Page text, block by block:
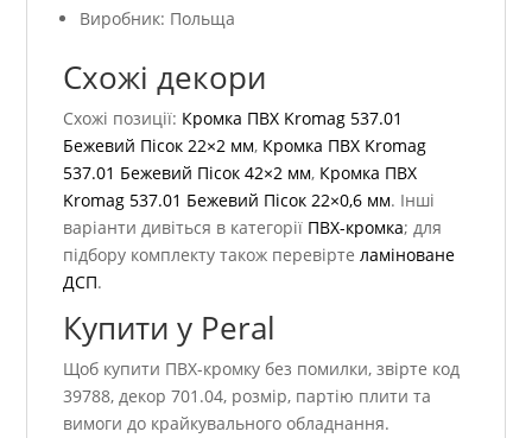
Виробник: Польща
Схожі декори
Схожі позиції: Кромка ПВХ Kromag 537.01
Бежевий Пісок 22×2 мм, Кромка ПВХ Kromag
537.01 Бежевий Пісок 42×2 мм, Кромка ПВХ
Kromag 537.01 Бежевий Пісок 22×0,6 мм. Інші
варіанти дивіться в категорії ПВХ-кромка; для
підбору комплекту також перевіртеламіноване
ДСП.
Купити у Peral
Щоб купити ПВХ-кромку без помилки, звірте код
39788, декор 701.04, розмір, партію плити та
вимоги до крайкувального обладнання.